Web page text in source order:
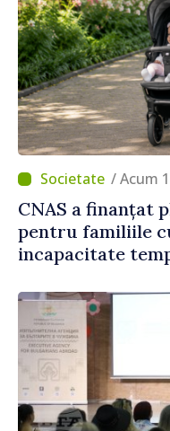
/ Acum
CNAS a finanțat
pentru familiile
incapacitate